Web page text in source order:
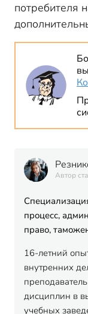
потребителя
Автор
процесс,
право,
16-летний
внутренних
дисциплин в
учебных